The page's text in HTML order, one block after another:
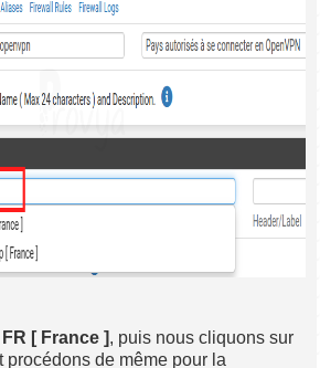
FR [ France ], puis nous cliquons sur
procédons de même pour la